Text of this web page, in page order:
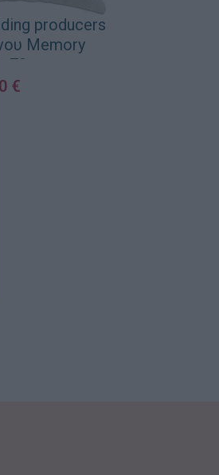
producers
Memory
€